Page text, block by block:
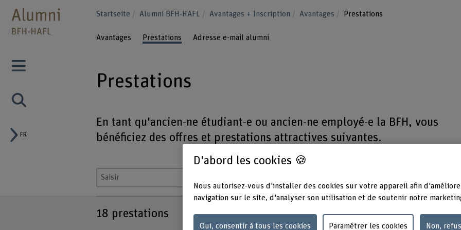
FR
Startseite Alumni BFH-HAFL Avantages + Inscription Avantages Prestations
Avantages Prestations Adresse e-mail alumni
Prestations
En tant qu'ancien-ne étudiant-e ou ancien-ne employé-e la BFH, vous
bénéficiez des offres et prestations attractives suivantes.
Saisir un terme
18 prestations
D'abord les cookies 🍪
Nous autorisez-vous d'installer des cookies sur votre appareil afin
navigation sur le site, d'analyser son utilisation et de soutenir notre
Oui, consentir à tous les cookies Paramétrer les cookies Non,